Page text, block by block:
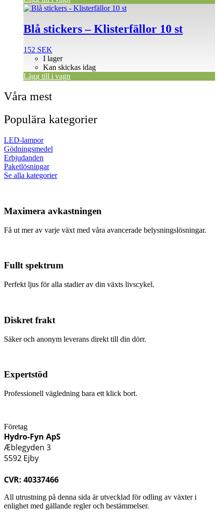
Blå stickers – Klisterfällor 10 st
152 SEK
I lager
Kan skickas idag
Lägg till i vagn
Våra mest
Populära kategorier
LED-lampor
Gödningsmedel
Erbjudanden
Paketlösningar
Se alla kategorier
Maximera avkastningen
Få ut mer av varje växt med våra avancerade belysningslösningar.
Fullt spektrum
Perfekt ljus för alla stadier av din växts livscykel.
Diskret frakt
Säker och anonym leverans direkt till din dörr.
Expertstöd
Professionell vägledning bara ett klick bort.
Företag
Hydro-Fyn ApS
Æblegyden 3
5592 Ejby
CVR: 40337466
All utrustning på denna sida är utvecklad för odling av växter i
enlighet med gällande regler och bestämmelser.